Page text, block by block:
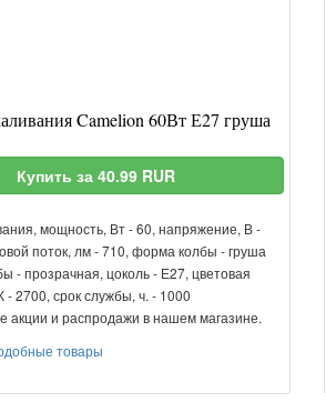
Camelion 60Вт Е27 груша
Купить за 40.99 RUR
мощность, Вт - 60, напряжение, В -
поток, лм - 710, форма колбы - груша
- прозрачная, цоколь - Е27, цветовая
- 2700, срок службы, ч. - 1000
акции и распродажи в нашем магазине.
товары